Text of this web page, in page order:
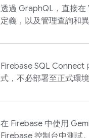
透過 GraphQL，直接在
定義，以及管理查詢和異
Firebase SQL Connect
式，不必部署至正式環境
在 Firebase 中使用
Firebase 控制台中測試